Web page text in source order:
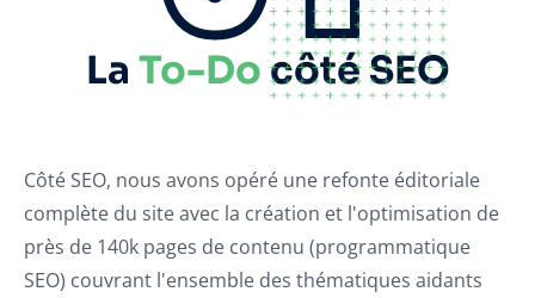
La To-Do côté SEO
Côté SEO, nous avons opéré une refonte éditoriale
complète du site avec la création et l'optimisation de
près de 140k pages de contenu (programmatique
SEO) couvrant l'ensemble des thématiques aidants